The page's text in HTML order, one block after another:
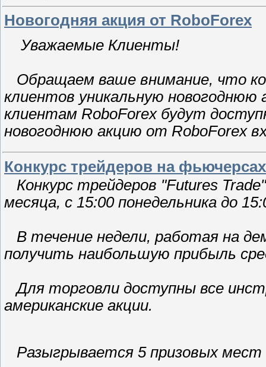
Новогодняя акция от RoboForex
Уважаемые Клиенты!
Обращаем ваше внимание, что
клиентов уникальную новогоднюю
клиентам RoboForex будут
новогоднюю акцию от RoboForex
Конкурс трейдеров на
Конкурс трейдеров "Futures
месяца, с 15:00 понедельника до
В течение недели, работая на
получить наибольшую прибыль
Для торговли доступны все
американские акции.
Разыгрывается 5 призовых мест